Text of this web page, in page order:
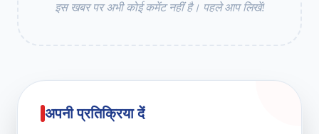
इस खबर पर अभी कोई कमेंट नहीं है। पहले आप लिखें!
अपनी प्रतिक्रिया दें